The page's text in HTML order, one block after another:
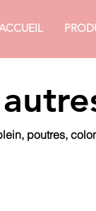
poutres,